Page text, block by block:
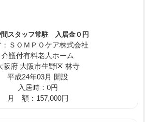
スタッフ常駐 入居金０円
ＳＯＭＰＯケア株式会社
介護付有料老人ホーム
阪府 大阪市生野区 林寺
平成24年03月 開設
入居時：0円
月 額：157,000円